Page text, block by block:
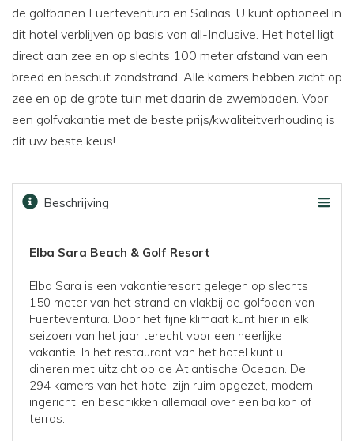
de golfbanen Fuerteventura en Salinas. U kunt optioneel in
dit hotel verblijven op basis van all-Inclusive. Het hotel ligt
direct aan zee en op slechts 100 meter afstand van een
breed en beschut zandstrand. Alle kamers hebben zicht op
zee en op de grote tuin met daarin de zwembaden. Voor
een golfvakantie met de beste prijs/kwaliteitverhouding is
dit uw beste keus!
Beschrijving
Elba Sara Beach & Golf Resort
Elba Sara is een vakantieresort gelegen op slechts
150 meter van het strand en vlakbij de golfbaan van
Fuerteventura. Door het fijne klimaat kunt hier in elk
seizoen van het jaar terecht voor een heerlijke
vakantie. In het restaurant van het hotel kunt u
dineren met uitzicht op de Atlantische Oceaan. De
294 kamers van het hotel zijn ruim opgezet, modern
ingericht, en beschikken allemaal over een balkon of
terras.